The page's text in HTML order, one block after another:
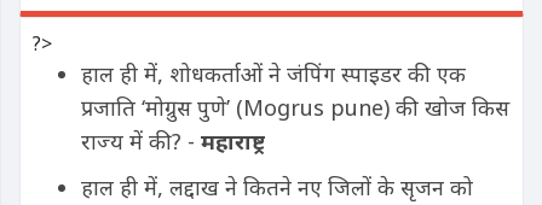
?>
हाल ही में, शोधकर्ताओं ने जंपिंग स्पाइडर की एक
प्रजाति ‘मोग्रुस पुणे’ (Mogrus pune) की खोज किस
राज्य में की? - महाराष्ट्र
हाल ही में, लद्दाख ने कितने नए जिलों के सृजन को